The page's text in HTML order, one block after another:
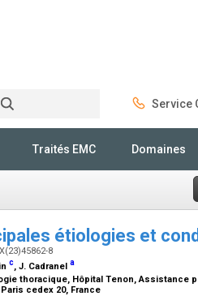
Service
Traités EMC Domaines
étiologies et
8
c, J. Cadranel a
thoracique, Hôpital Tenon, Assistance
cedex 20, France